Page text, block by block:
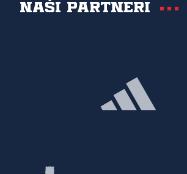
Naši partneri